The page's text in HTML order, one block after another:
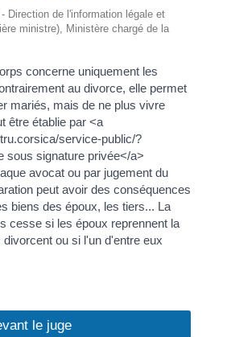
Direction de l'information légale et
ministre), Ministère chargé de la
concerne uniquement les
au divorce, elle permet
mariés, mais de ne plus vivre
être établie par <a
service-public/?
sous signature privée</a>
avocat ou par jugement du
peut avoir des conséquences
biens des époux, les tiers... La
cesse si les époux reprennent la
ou si l'un d'entre eux
le juge